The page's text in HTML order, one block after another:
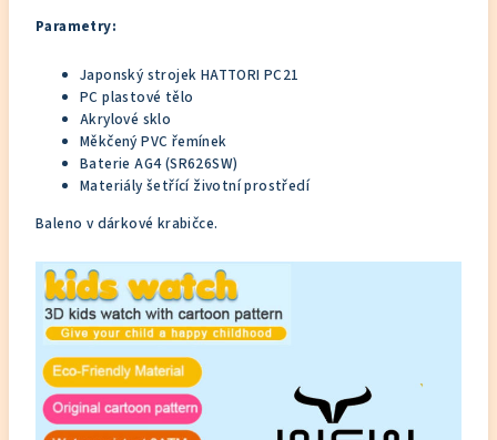
Parametry:
Japonský strojek HATTORI PC21
PC plastové tělo
Akrylové sklo
Měkčený PVC řemínek
Baterie AG4 (SR626SW)
Materiály šetřící životní prostředí
Baleno v dárkové krabičce.